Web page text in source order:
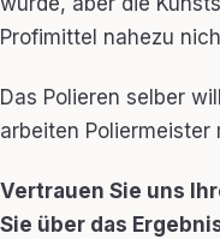
Profimittel nahezu
Das Polieren selber
arbeiten Poliermeister
Vertrauen Sie uns
Sie über das